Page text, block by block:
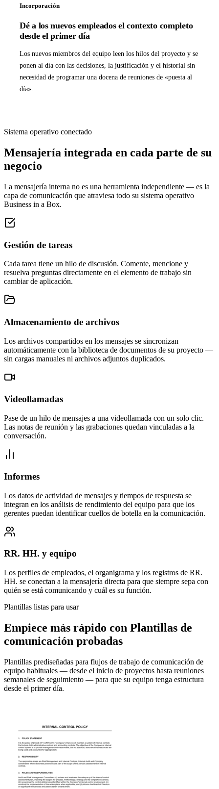
Incorporación
Dé a los nuevos empleados el contexto completo
desde el primer día
Los nuevos miembros del equipo leen los hilos del proyecto y se
ponen al día con las decisiones, la justificación y el historial sin
necesidad de programar una docena de reuniones de «puesta al
día».
Sistema operativo conectado
Mensajería integrada en cada parte de su
negocio
La mensajería interna no es una herramienta independiente — es la
capa de comunicación que atraviesa todo su sistema operativo
Business in a Box.
Gestión de tareas
Cada tarea tiene un hilo de discusión. Comente, mencione y
resuelva preguntas directamente en el elemento de trabajo sin
cambiar de aplicación.
Almacenamiento de archivos
Los archivos compartidos en los mensajes se sincronizan
automáticamente con la biblioteca de documentos de su proyecto —
sin cargas manuales ni archivos adjuntos duplicados.
Videollamadas
Pase de un hilo de mensajes a una videollamada con un solo clic.
Las notas de reunión y las grabaciones quedan vinculadas a la
conversación.
Informes
Los datos de actividad de mensajes y tiempos de respuesta se
integran en los análisis de rendimiento del equipo para que los
gerentes puedan identificar cuellos de botella en la comunicación.
RR. HH. y equipo
Los perfiles de empleados, el organigrama y los registros de RR.
HH. se conectan a la mensajería directa para que siempre sepa con
quién se está comunicando y cuál es su función.
Plantillas listas para usar
Empiece más rápido con Plantillas de
comunicación probadas
Plantillas prediseñadas para flujos de trabajo de comunicación de
equipo habituales — desde el inicio de proyectos hasta reuniones
semanales de seguimiento — para que su equipo tenga estructura
desde el primer día.